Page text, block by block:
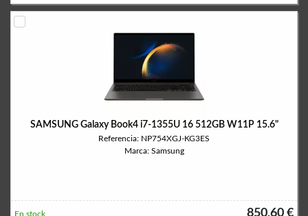
SAMSUNG Galaxy Book4 i7-1355U 16 512GB W11P 15.6"
Referencia: NP754XGJ-KG3ES
Marca: Samsung
850,60 €
En stock